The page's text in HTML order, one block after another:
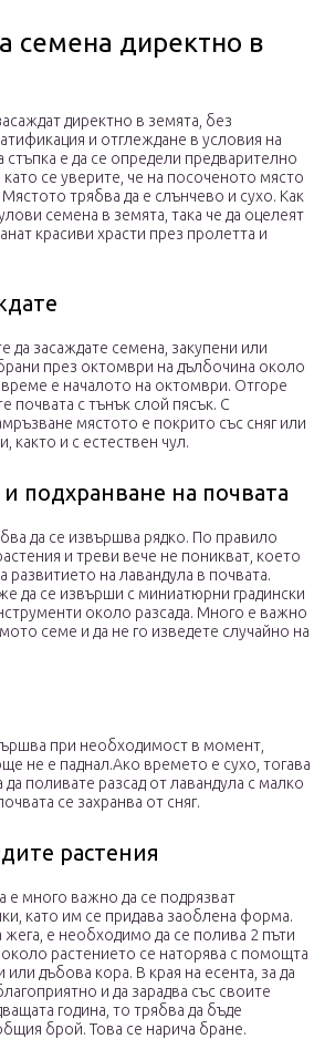
семена директно в
директно в земята, без
и отглеждане в условия на
стъпка е да се определи предварително
се уверите, че на посоченото място
трябва да е слънчево и сухо. Как
семена в земята, така че да оцелеят
красиви храсти през пролетта и
да засаждате семена, закупени или
през октомври на дълбочина около
е началото на октомври. Отгоре
почвата с тънък слой пясък. С
мястото е покрито със сняг или
както и с естествен чул.
подхранване на почвата
да се извършва рядко. По правило
и треви вече не поникват, което
на лавандула в почвата.
да се извърши с миниатюрни градински
около разсада. Много е важно
семе и да не го изведете случайно на
при необходимост в момент,
не е паднал.Ако времето е сухо, тогава
да поливате разсад от лавандула с малко
се захранва от сняг.
растения
е много важно да се подрязват
като им се придава заоблена форма.
жега, е необходимо да се полива 2 пъти
растението се наторява с помощта
или дъбова кора. В края на есента, за да
и да зарадва със своите
година, то трябва да бъде
брой. Това се нарича бране.